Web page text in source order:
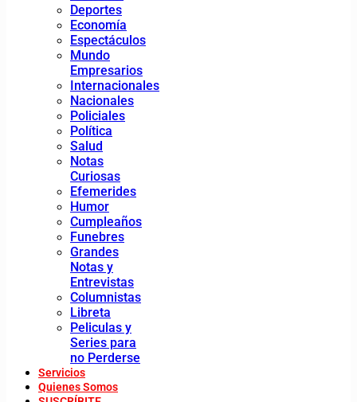
Deportes
Economía
Espectáculos
Mundo
Empresarios
Internacionales
Nacionales
Policiales
Política
Salud
Notas
Curiosas
Efemerides
Humor
Cumpleaños
Funebres
Grandes
Notas y
Entrevistas
Columnistas
Libreta
Peliculas y
Series para
no Perderse
Servicios
Quienes Somos